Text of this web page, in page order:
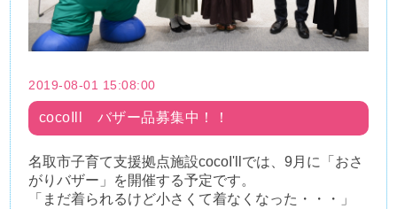
2019-08-01 15:08:00
cocoIll バザー品募集中！！
名取市子育て支援拠点施設cocoI'llでは、9月に「おさ
がりバザー」を開催する予定です。
「まだ着られるけど小さくて着なくなった・・・」